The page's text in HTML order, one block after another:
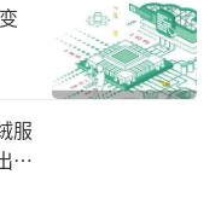
路的改变，从生
思维过多注重祖
各个环节相互孤
过流程优化后，
生产员工。
服
超